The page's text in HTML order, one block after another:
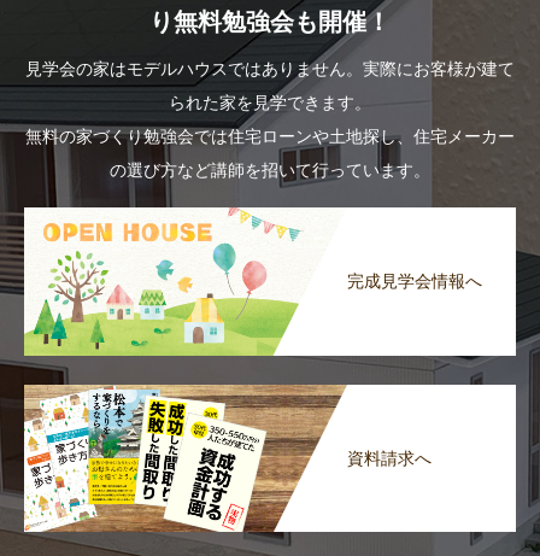
り無料勉強会も開催！
見学会の家はモデルハウスではありません。実際にお客様が建て
られた家を見学できます。
無料の家づくり勉強会では住宅ローンや土地探し、住宅メーカー
の選び方など講師を招いて行っています。
完成見学会情報へ
資料請求へ